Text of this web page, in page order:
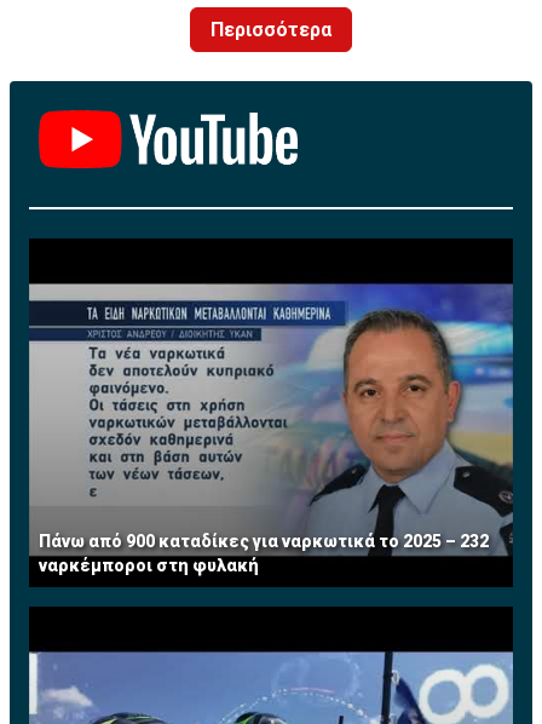
Περισσότερα
Πάνω από 900 καταδίκες για ναρκωτικά το 2025 – 232
ναρκέμποροι στη φυλακή